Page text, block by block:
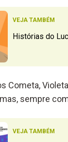
VEJA TAMBÉM
Histórias do
Cometa,
sempre
VEJA TAMBÉM